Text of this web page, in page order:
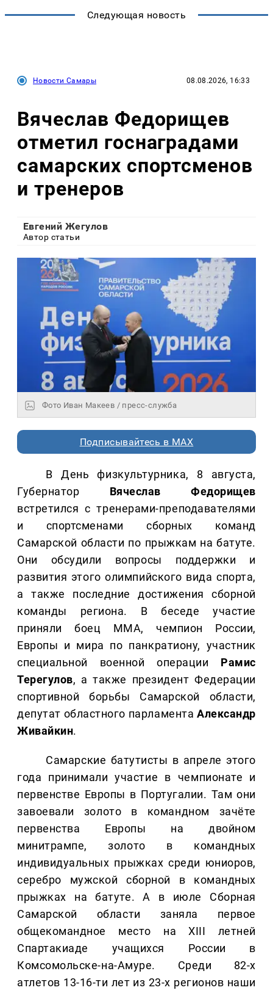
Следующая новость
Новости Самары 08.08.2026, 16:33
Вячеслав Федорищев
отметил госнаградами
самарских спортсменов
и тренеров
Евгений Жегулов
Автор статьи
Фото Иван Макеев / пресс-служба
Подписывайтесь в MAX
В День физкультурника, 8 августа,
Губернатор Вячеслав Федорищев
встретился с тренерами-преподавателями
и спортсменами сборных команд
Самарской области по прыжкам на батуте.
Они обсудили вопросы поддержки и
развития этого олимпийского вида спорта,
а также последние достижения сборной
команды региона. В беседе участие
приняли боец ММА, чемпион России,
Европы и мира по панкратиону, участник
специальной военной операции Рамис
Терегулов, а также президент Федерации
спортивной борьбы Самарской области,
депутат областного парламентаАлександр
Живайкин.
Самарские батутисты в апреле этого
года принимали участие в чемпионате и
первенстве Европы в Португалии. Там они
завоевали золото в командном зачёте
первенства Европы на двойном
минитрампе, золото в командных
индивидуальных прыжках среди юниоров,
серебро мужской сборной в командных
прыжках на батуте. А в июле Сборная
Самарской области заняла первое
общекомандное место на XIII летней
Спартакиаде учащихся России в
Комсомольске-на-Амуре. Среди 82-х
атлетов 13-16-ти лет из 23-х регионов наши